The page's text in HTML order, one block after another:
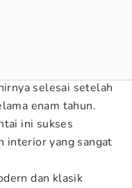
selesai setelah
enam tahun.
ini sukses
interior yang sangat
dan klasik